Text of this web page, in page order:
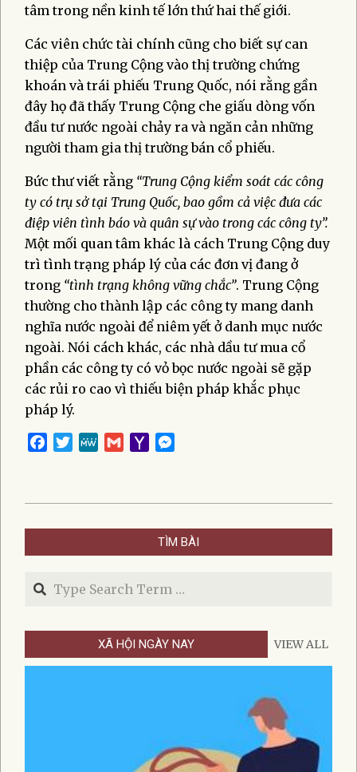
tâm trong nền kinh tế lớn thứ hai thế giới.
Các viên chức tài chính cũng cho biết sự can
thiệp của Trung Cộng vào thị trường chứng
khoán và trái phiếu Trung Quốc, nói rằng gần
đây họ đã thấy Trung Cộng che giấu dòng vốn
đầu tư nước ngoài chảy ra và ngăn cản những
người tham gia thị trường bán cổ phiếu.
Bức thư viết rằng “Trung Cộng kiểm soát các công
ty có trụ sở tại Trung Quốc, bao gồm cả việc đưa các
điệp viên tình báo và quân sự vào trong các công ty”.
Một mối quan tâm khác là cách Trung Cộng duy
trì tình trạng pháp lý của các đơn vị đang ở
trong “tình trạng không vững chắc”. Trung Cộng
thường cho thành lập các công ty mang danh
nghĩa nước ngoài để niêm yết ở danh mục nước
ngoài. Nói cách khác, các nhà dầu tư mua cổ
phần các công ty có vỏ bọc nước ngoài sẽ gặp
các rủi ro cao vì thiếu biện pháp khắc phục
pháp lý.
Facebook
TwitterMeWeGmailYahoo
03
TÌM BÀI
Search
XÃ HỘI NGÀY NAY VIEW ALL